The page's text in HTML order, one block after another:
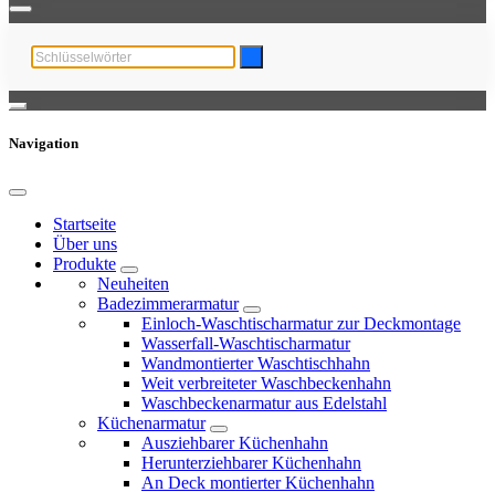
Navigation
Startseite
Über uns
Produkte
Neuheiten
Badezimmerarmatur
Einloch-Waschtischarmatur zur Deckmontage
Wasserfall-Waschtischarmatur
Wandmontierter Waschtischhahn
Weit verbreiteter Waschbeckenhahn
Waschbeckenarmatur aus Edelstahl
Küchenarmatur
Ausziehbarer Küchenhahn
Herunterziehbarer Küchenhahn
An Deck montierter Küchenhahn